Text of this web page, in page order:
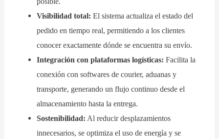
Visibilidad total: El sistema actualiza el estado del
pedido en tiempo real, permitiendo a los clientes
conocer exactamente dónde se encuentra su envío.
Integración con plataformas logísticas: Facilita la
conexión con softwares de courier, aduanas y
transporte, generando un flujo continuo desde el
almacenamiento hasta la entrega.
Sostenibilidad: Al reducir desplazamientos
innecesarios, se optimiza el uso de energía y se